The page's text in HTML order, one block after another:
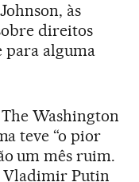
às
direitos
para alguma
Washington
teve “o pior
um mês ruim.
Vladimir Putin